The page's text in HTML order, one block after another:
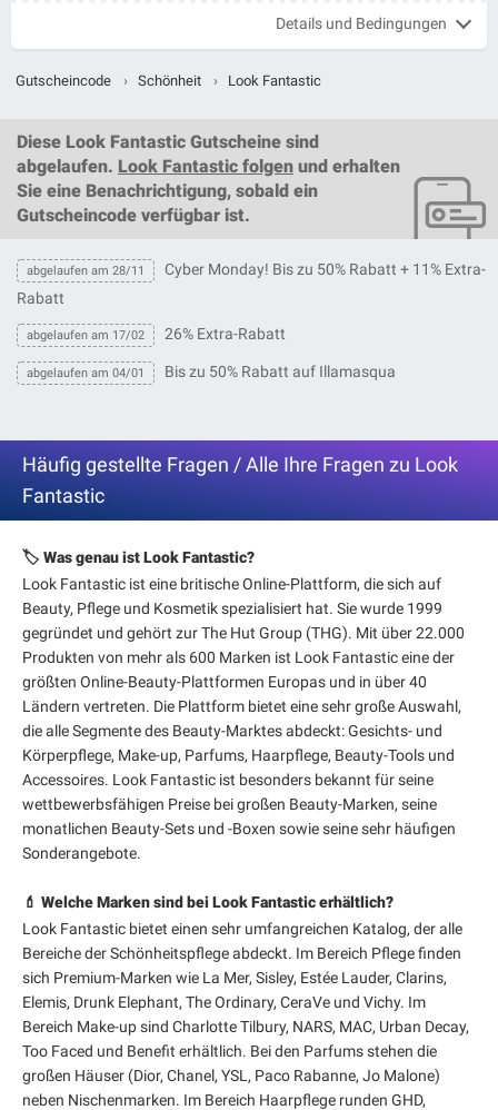
Details und Bedingungen
Gutscheincode › Schönheit › Look Fantastic
Diese Look Fantastic Gutscheine sind
abgelaufen. Look Fantastic folgen und erhalten
Sie eine Benachrichtigung, sobald ein
Gutscheincode verfügbar ist.
abgelaufen am 28/11
Cyber Monday! Bis zu 50% Rabatt + 11% Extra-
Rabatt
abgelaufen am 17/02 26% Extra-Rabatt
abgelaufen am 04/01 Bis zu 50% Rabatt auf Illamasqua
Häufig gestellte Fragen / Alle Ihre Fragen zu Look
Fantastic
🏷️ Was genau ist Look Fantastic?
Look Fantastic ist eine britische Online-Plattform, die sich auf
Beauty, Pflege und Kosmetik spezialisiert hat. Sie wurde 1999
gegründet und gehört zur The Hut Group (THG). Mit über 22.000
Produkten von mehr als 600 Marken ist Look Fantastic eine der
größten Online-Beauty-Plattformen Europas und in über 40
Ländern vertreten. Die Plattform bietet eine sehr große Auswahl,
die alle Segmente des Beauty-Marktes abdeckt: Gesichts- und
Körperpflege, Make-up, Parfums, Haarpflege, Beauty-Tools und
Accessoires. Look Fantastic ist besonders bekannt für seine
wettbewerbsfähigen Preise bei großen Beauty-Marken, seine
monatlichen Beauty-Sets und -Boxen sowie seine sehr häufigen
Sonderangebote.
💄 Welche Marken sind bei Look Fantastic erhältlich?
Look Fantastic bietet einen sehr umfangreichen Katalog, der alle
Bereiche der Schönheitspflege abdeckt. Im Bereich Pflege finden
sich Premium-Marken wie La Mer, Sisley, Estée Lauder, Clarins,
Elemis, Drunk Elephant, The Ordinary, CeraVe und Vichy. Im
Bereich Make-up sind Charlotte Tilbury, NARS, MAC, Urban Decay,
Too Faced und Benefit erhältlich. Bei den Parfums stehen die
großen Häuser (Dior, Chanel, YSL, Paco Rabanne, Jo Malone)
neben Nischenmarken. Im Bereich Haarpflege runden GHD,